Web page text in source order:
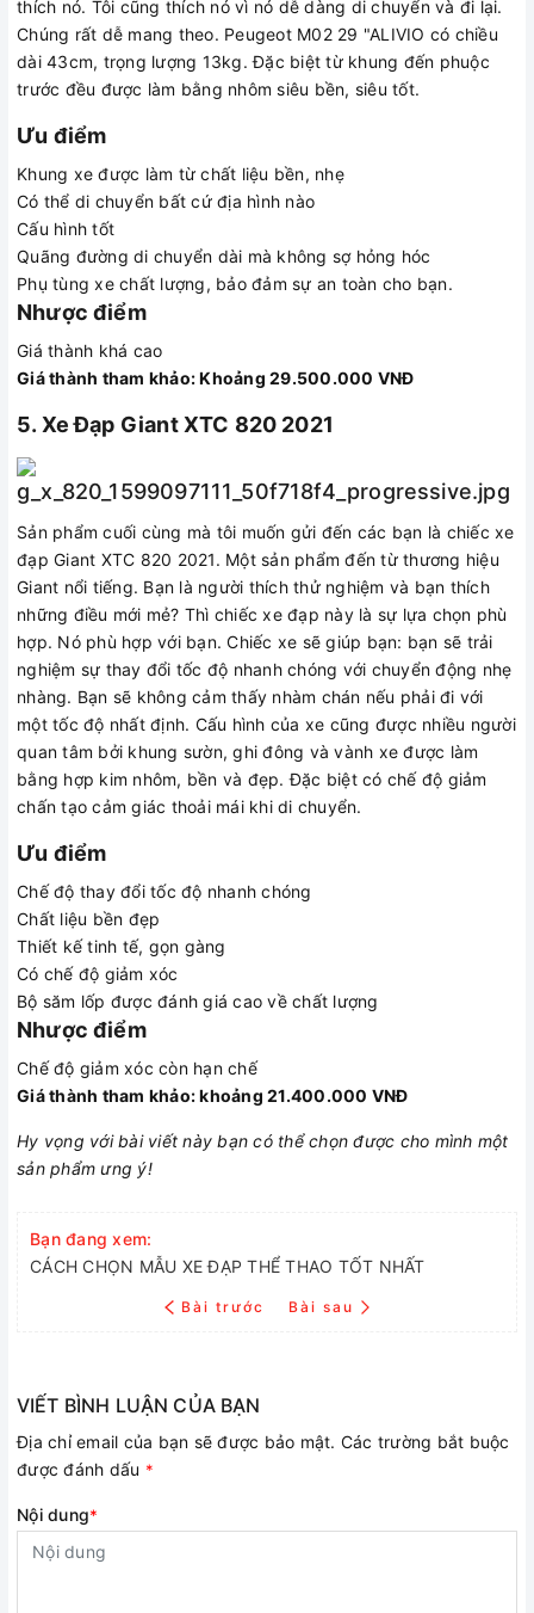
thích nó. Tôi cũng thích nó vì nó dễ dàng di chuyển và đi lại.
Chúng rất dễ mang theo. Peugeot M02 29 "ALIVIO có chiều
dài 43cm, trọng lượng 13kg. Đặc biệt từ khung đến phuộc
trước đều được làm bằng nhôm siêu bền, siêu tốt.
Ưu điểm
Khung xe được làm từ chất liệu bền, nhẹ
Có thể di chuyển bất cứ địa hình nào
Cấu hình tốt
Quãng đường di chuyển dài mà không sợ hỏng hóc
Phụ tùng xe chất lượng, bảo đảm sự an toàn cho bạn.
Nhược điểm
Giá thành khá cao
Giá thành tham khảo: Khoảng 29.500.000 VNĐ
5. Xe Đạp Giant XTC 820 2021
Sản phẩm cuối cùng mà tôi muốn gửi đến các bạn là chiếc xe
đạp Giant XTC 820 2021. Một sản phẩm đến từ thương hiệu
Giant nổi tiếng. Bạn là người thích thử nghiệm và bạn thích
những điều mới mẻ? Thì chiếc xe đạp này là sự lựa chọn phù
hợp. Nó phù hợp với bạn. Chiếc xe sẽ giúp bạn: bạn sẽ trải
nghiệm sự thay đổi tốc độ nhanh chóng với chuyển động nhẹ
nhàng. Bạn sẽ không cảm thấy nhàm chán nếu phải đi với
một tốc độ nhất định. Cấu hình của xe cũng được nhiều người
quan tâm bởi khung sườn, ghi đông và vành xe được làm
bằng hợp kim nhôm, bền và đẹp. Đặc biệt có chế độ giảm
chấn tạo cảm giác thoải mái khi di chuyển.
Ưu điểm
Chế độ thay đổi tốc độ nhanh chóng
Chất liệu bền đẹp
Thiết kế tinh tế, gọn gàng
Có chế độ giảm xóc
Bộ săm lốp được đánh giá cao về chất lượng
Nhược điểm
Chế độ giảm xóc còn hạn chế
Giá thành tham khảo: khoảng 21.400.000 VNĐ
Hy vọng với bài viết này bạn có thể chọn được cho mình một
sản phẩm ưng ý!
Bạn đang xem:
CÁCH CHỌN MẪU XE ĐẠP THỂ THAO TỐT NHẤT
Bài trước Bài sau
VIẾT BÌNH LUẬN CỦA BẠN
Địa chỉ email của bạn sẽ được bảo mật. Các trường bắt buộc
được đánh dấu *
Nội dung*